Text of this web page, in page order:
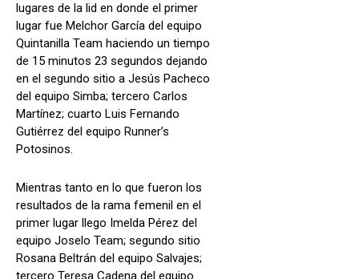
lugares de la lid en donde el primer
lugar fue Melchor García del equipo
Quintanilla Team haciendo un tiempo
de 15 minutos 23 segundos dejando
en el segundo sitio a Jesús Pacheco
del equipo Simba; tercero Carlos
Martínez; cuarto Luis Fernando
Gutiérrez del equipo Runner’s
Potosinos.
Mientras tanto en lo que fueron los
resultados de la rama femenil en el
primer lugar llego Imelda Pérez del
equipo Joselo Team; segundo sitio
Rosana Beltrán del equipo Salvajes;
tercero Teresa Cadena del equipo